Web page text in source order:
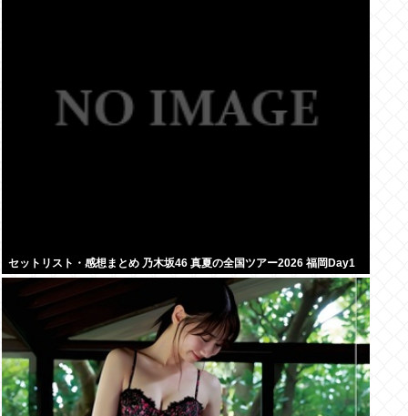
セットリスト・感想まとめ 乃木坂46 真夏の全国ツアー2026 福岡Day1